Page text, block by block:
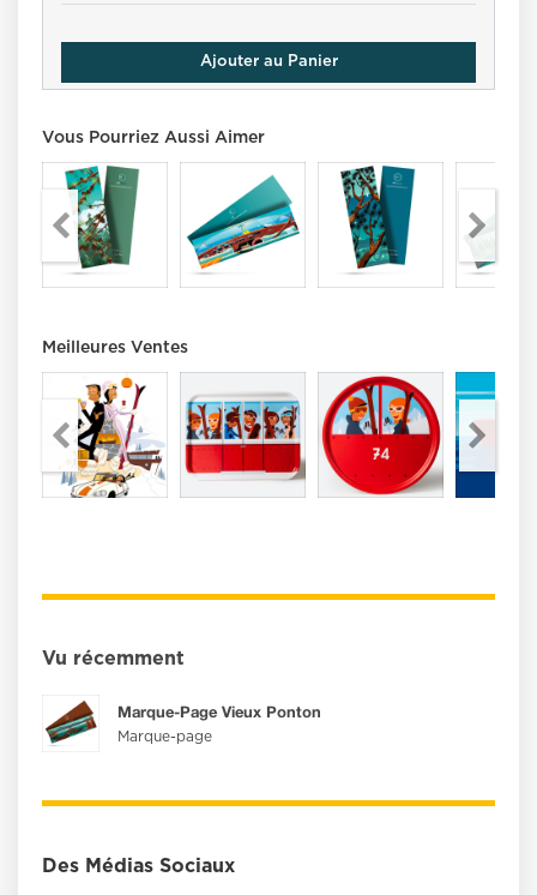
Ajouter au Panier
Vous Pourriez Aussi Aimer
Meilleures Ventes
Vu récemment
Marque-Page Vieux Ponton
Marque-page
Des Médias Sociaux